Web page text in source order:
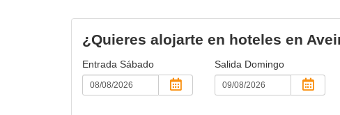
¿Quieres alojarte en hoteles en
Entrada Sábado Salida Domingo